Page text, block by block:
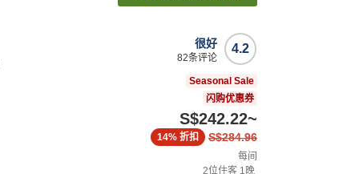
4.2
很好
82条评论
Seasonal Sale
闪购优惠券
S$242.22~
S$284.96
14% 折扣
每间
2位住客 1晚